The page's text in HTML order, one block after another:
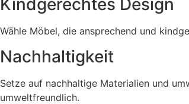
Kindgerechtes Design
Wähle Möbel, die ansprechend und
Nachhaltigkeit
Setze auf nachhaltige Materialien und
umweltfreundlich.